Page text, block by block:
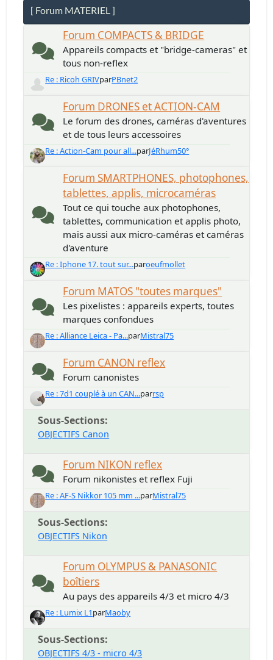
[ Forum MATERIEL ]
Forum COMPACTS & BRIDGE
Appareils compacts et "bridge-cameras" et
tous non-reflex
Re : Ricoh GRIVparPBnet2
Forum DRONES et ACTION-CAM
Le forum des drones, caméras d'aventures
et de tous leurs accessoires
Re : Action-Cam pour all...parJéRhum50°
Forum SMARTPHONES, photophones,
tablettes, applis, microcaméras
Tout ce qui touche aux photophones,
tablettes, communication et applis photo,
mais aussi aux micro-caméras et caméras
d'aventure
Re : Iphone 17. tout sur...paroeufmollet
Forum MATOS "toutes marques"
Les pixelistes : appareils experts, toutes
marques confondues
Re : Alliance Leica - Pa...parMistral75
Forum CANON reflex
Forum canonistes
Re : 7d1 couplé à un CAN...parrsp
Sous-Sections
OBJECTIFS Canon
Forum NIKON reflex
Forum nikonistes et reflex Fuji
Re : AF-S Nikkor 105 mm ...parMistral75
Sous-Sections
OBJECTIFS Nikon
Forum OLYMPUS & PANASONIC
boîtiers
Au pays des appareils 4/3 et micro 4/3
Re : Lumix L1parMaoby
Sous-Sections
OBJECTIFS 4/3 - micro 4/3